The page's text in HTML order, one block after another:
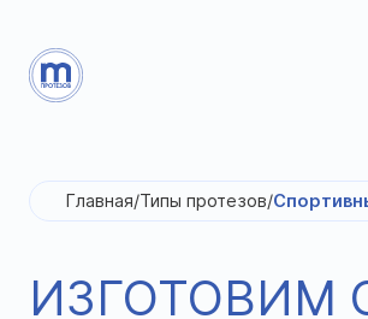
Главная/Типы протезов/
ИЗГОТОВИМ